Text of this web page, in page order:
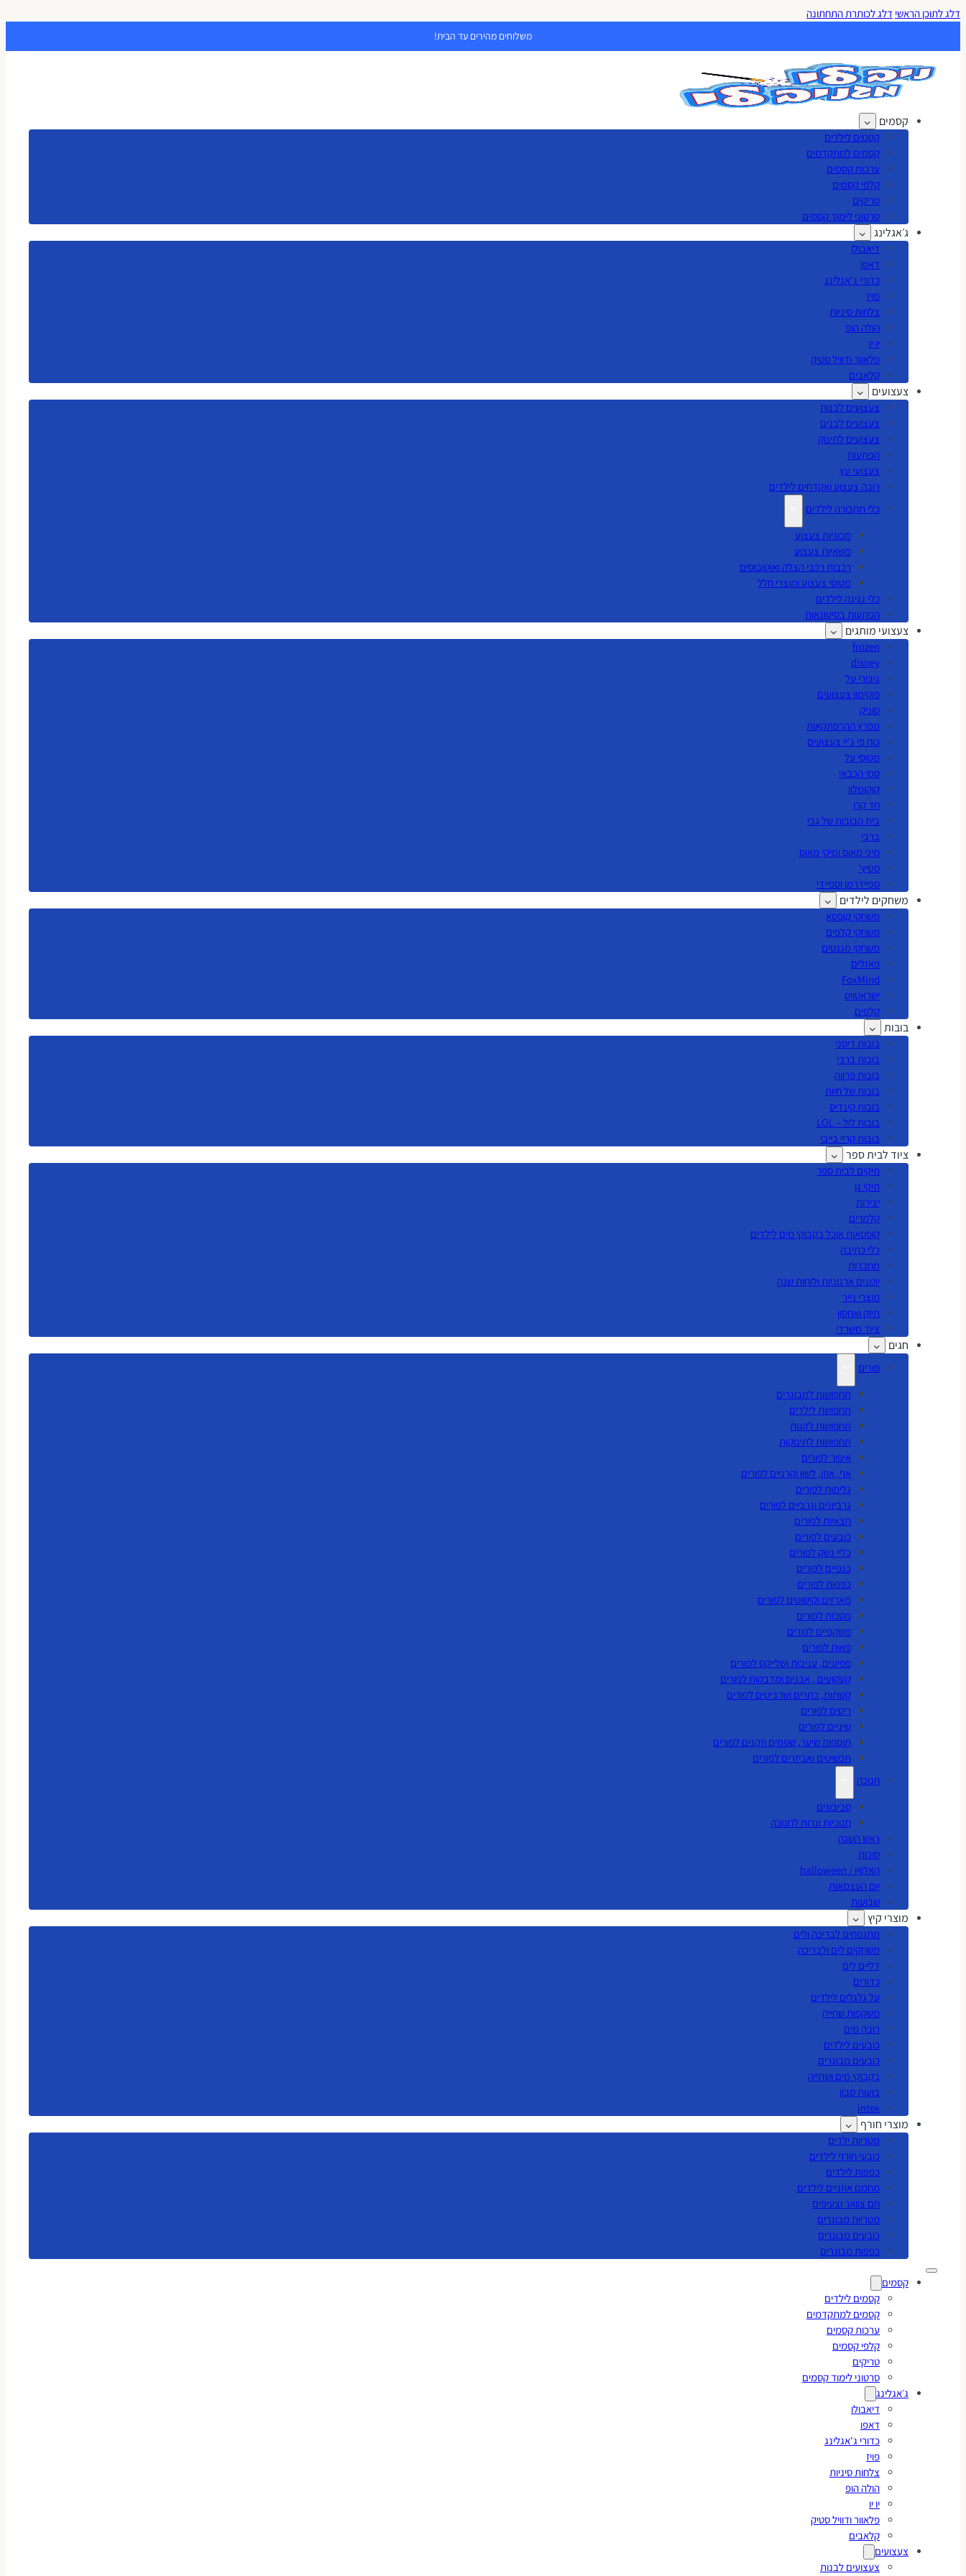
דלג לתוכן הראשי דלג לכותרת התחתונה
משלוחים מהירים עד הבית!
קסמים
קסמים לילדים
קסמים למתקדמים
ערכות קסמים
קלפי קסמים
טריקים
סרטוני לימוד קסמים
ג׳אגלינג
דיאבולו
דאפו
כדורי ג'אגלינג
פויז
צלחות סיניות
הולה הופ
יו יו
פלאוור ודוויל סטיק
קלאבים
צעצועים
צעצועים לבנות
צעצועים לבנים
צעצועים לתינוק
הפתעות
צעצועי עץ
רובה צעצוע ואקדחים לילדים
כלי תחבורה לילדים
מכוניות צעצוע
משאיות צעצוע
רכבות רכבי הצלה ואוטובוסים
מטוסי צעצוע ומוצרי חלל
כלי נגינה לילדים
הפתעות בסיטונאות
צעצועי מותגים
frozen
disney
גיבורי על
פוקימון צעצועים
סוניק
מפרץ ההרפתקאות
כוח פי ג'יי צעצועים
מטוסי על
סמי הכבאי
קוקומלון
חד קרן
בית הבובות של גבי
ברבי
מיני מאוס ומיקי מאוס
סטיץ'
ספיידרמן וספיידי
משחקים לילדים
משחקי קופסא
משחקי קלפים
משחקי מגנטים
פאזלים
FoxMind
ישראטויס
קלפים
בובות
בובות דיסני
בובות ברבי
בובות פרווה
בובות של חיות
בובות קינדיס
בובות לול – LOL
בובות קריי בייבי
ציוד לבית ספר
תיקים לבית ספר
תיקי גן
יצירות
קלמרים
קופסאות אוכל בקבוקי מים לילדים
כלי כתיבה
מחברות
יומנים ארגוניות ולוחות שנה
מוצרי נייר
תיוק ואחסון
ציוד משרדי
חגים
פורים
תחפושות למבוגרים
תחפושת לילדים
תחפושות לזוגות
תחפושות לתינוקות
איפור לפורים
אף, אוזן, לשון וקרניים לפורים
גלימות לפורים
גרביונים וגרביים לפורים
חצאיות לפורים
כובעים לפורים
כליי נשק לפורים
כנפיים לפורים
כפפות לפורים
מארזים וקישוטים לפורים
מסכות לפורים
משקפיים לפורים
פאות לפורים
פפיונים, עניבות ושלייקס לפורים
קעקועים , אבנים ומדבקות לפורים
קשתות, כתרים ושרביטים לפורים
ריסים לפורים
שיניים לפורים
תוספות שיער, שפמים וזקנים לפורים
תכשיטים ואביזרים לפורים
חנוכה
סביבונים
חנוכיות ונרות לחנוכה
ראש השנה
סוכות
האלווין / halloween
יום העצמאות
שבועות
מוצרי קיץ
מתנפחים לבריכה ולים
משחקים לים ולבריכה
דליים לים
כדורים
על גלגלים לילדים
משקפות שחייה
רובה מים
כובעים לילדים
כובעים מבוגרים
בקבוקי מים ושתייה
בועות סבון
intex
מוצרי חורף
מטריות ילדים
כובעי חורף לילדים
כפפות לילדים
מחמם אוזניים לילדים
חם צוואר וצעיפים
מטריות מבוגרים
כובעים מבוגרים
כפפות מבוגרים
קסמים
קסמים לילדים
קסמים למתקדמים
ערכות קסמים
קלפי קסמים
טריקים
סרטוני לימוד קסמים
ג׳אגלינג
דיאבולו
דאפו
כדורי ג'אגלינג
פויז
צלחות סיניות
הולה הופ
יו יו
פלאוור ודוויל סטיק
קלאבים
צעצועים
צעצועים לבנות